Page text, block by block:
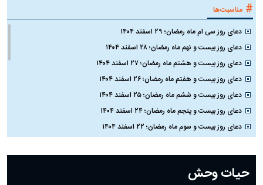
# مناسبت‌ها
دعای روز سی ام ماه رمضان؛ ۲۹ اسفند ۱۴۰۴
دعای روز بیست و نهم ماه رمضان؛ ۲۸ اسفند ۱۴۰۴
دعای روز بیست و هشتم ماه رمضان؛ ۲۷ اسفند ۱۴۰۴
دعای روز بیست و هفتم ماه رمضان؛ ۲۶ اسفند ۱۴۰۴
دعای روز بیست و ششم ماه رمضان؛ ۲۵ اسفند ۱۴۰۴
دعای روز بیست و پنجم ماه رمضان؛ ۲۴ اسفند ۱۴۰۴
دعای روز بیست و سوم ماه رمضان؛ ۲۲ اسفند ۱۴۰۴
دعای روز بیستم ماه رمضان؛ ۱۹ اسفند ۱۴۰۴
دعای روز هشتم ماه مبارک رمضان؛ ۷ اسفند ماه ۱۴۰۴
حیات وحش